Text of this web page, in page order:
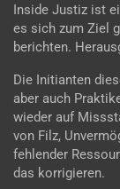
Inside Justiz ist
es sich zum Ziel
berichten.
Die Initianten
aber auch
wieder auf
von Filz,
fehlender
das korrigieren.